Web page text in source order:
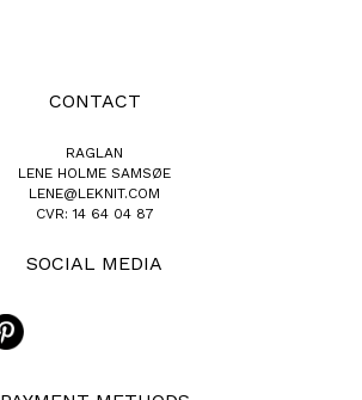
CONTACT
RAGLAN
LENE HOLME SAMSØE
LENE@LEKNIT.COM
CVR: 14 64 04 87
SOCIAL MEDIA